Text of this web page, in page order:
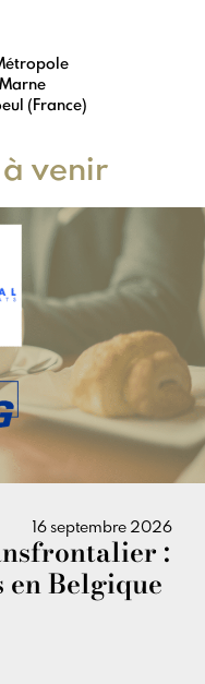
(France)
venir
16 septembre 2026
:
Belgique